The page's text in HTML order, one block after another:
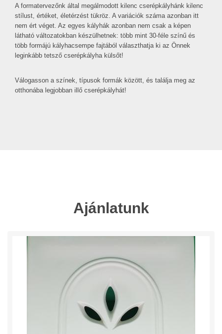
A formatervezőnk által megálmodott kilenc cserépkályhánk kilenc
stílust, értéket, életérzést tükröz. A variációk száma azonban itt
nem ért véget. Az egyes kályhák azonban nem csak a képen
látható változatokban készülhetnek: több mint 30-féle színű és
több formájú kályhacsempe fajtából választhatja ki az Önnek
leginkább tetsző cserépkályha külsőt!
Válogasson a színek, típusok formák között, és találja meg az
otthonába legjobban illő cserépkályhát!
Ajánlatunk